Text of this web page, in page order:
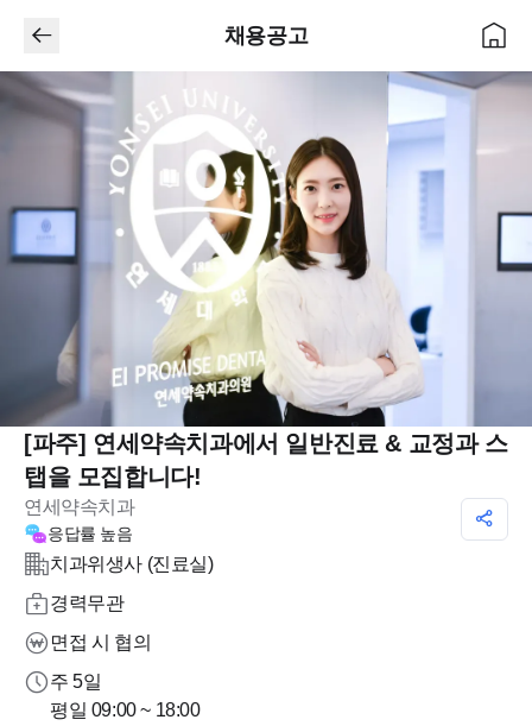
채용공고
[파주] 연세약속치과에서 일반진료 & 교정과 스
탭을 모집합니다!
연세약속치과
응답률 높음
치과위생사 (진료실)
경력무관
면접 시 협의
주 5일
평일 09:00 ~ 18:00